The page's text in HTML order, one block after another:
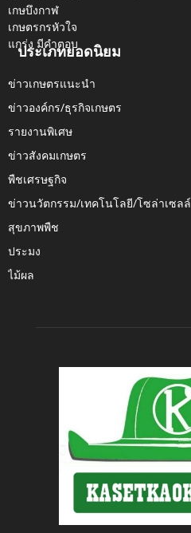
ประเภทยอดนิยม
ข่าวเกษตรแนะนำ
ข่าวองค์กร/ธุรกิจเกษตร
รายงานพิเศษ
ข่าวสังคมเกษตร
พืชเศรษฐกิจ
ข่าวนวัตกรรม/เทคโนโลยี/โซล่าเซลล์
สุขภาพพืช
ประมง
ไม้ผล